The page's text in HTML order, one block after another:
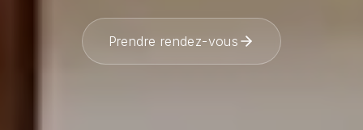
Prendre rendez-vous